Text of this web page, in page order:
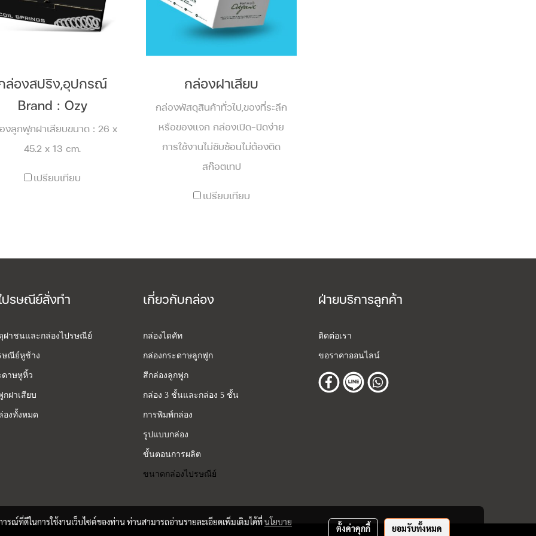
ล่องสปริง,อุปกรณ์
Brand : Ozy
งลูกฟูกฝาเสียบขนาด : 26 x
45.2 x 13 cm.
เปรียบเทียบ
กล่องฝาเสียบ
กล่องพัสดุสินค้าทั่วไป,ของที่ระลึก
หรือของแจก กล่องเปิด-ปิดง่าย
การใช้งานไม่ซับซ้อนไม่ต้องติด
สก๊อตเทป
เปรียบเทียบ
ปรษณีย์สั่งทำ
ฝาชนและกล่องไปรษณีย์
ษณีย์หูช้าง
ดาษหูหิ้ว
ฝาเสียบ
องทั้งหมด
เกี่ยวกับกล่อง
กล่องไดคัท
กล่องกระดาษลูกฟูก
สีกล่องลูกฟูก
กล่อง 3 ชั้นและกล่อง 5 ชั้น
การพิมพ์กล่อง
รูปแบบกล่อง
ขั้นตอนการผลิต
ขนาดกล่องไปรษณีย์
ฝ่ายบริการลูกค้า
ติดต่อเรา
ขอราคาออนไลน์
ณ์ที่ดีในการใช้งานเว็บไซต์ของท่าน ท่านสามารถอ่านรายละเอียดเพิ่มเติมได้ที่นโยบาย
ตั้งค่าคุกกี้ ยอมรับทั้งหมด